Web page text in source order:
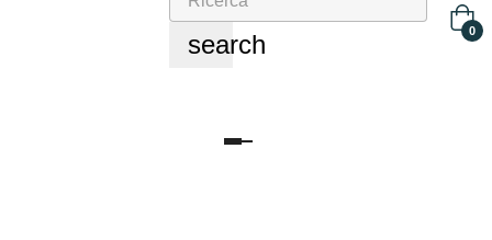
search 0
navigazione